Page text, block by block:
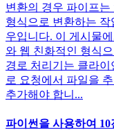
변환의 경우 파이프
형식으로 변환하는 작
우입니다. 이 게시물
와 웹 친화적인 형식
경로 처리기는 클라
로 요청에서 파일을
추가해야 합니...
파이썬을 사용하여